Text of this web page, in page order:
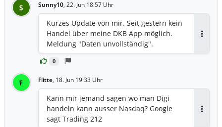
S Sunny10, 22. Jun 18:57 Uhr
0
Kurzes Update von mir. Seit gestern kein
Handel über meine DKB App möglich.
Meldung "Daten unvollständig".
F Flitte, 18. Jun 19:33 Uhr
Kann mir jemand sagen wo man Digi
handeln kann ausser Nasdaq? Google
sagt Trading 212